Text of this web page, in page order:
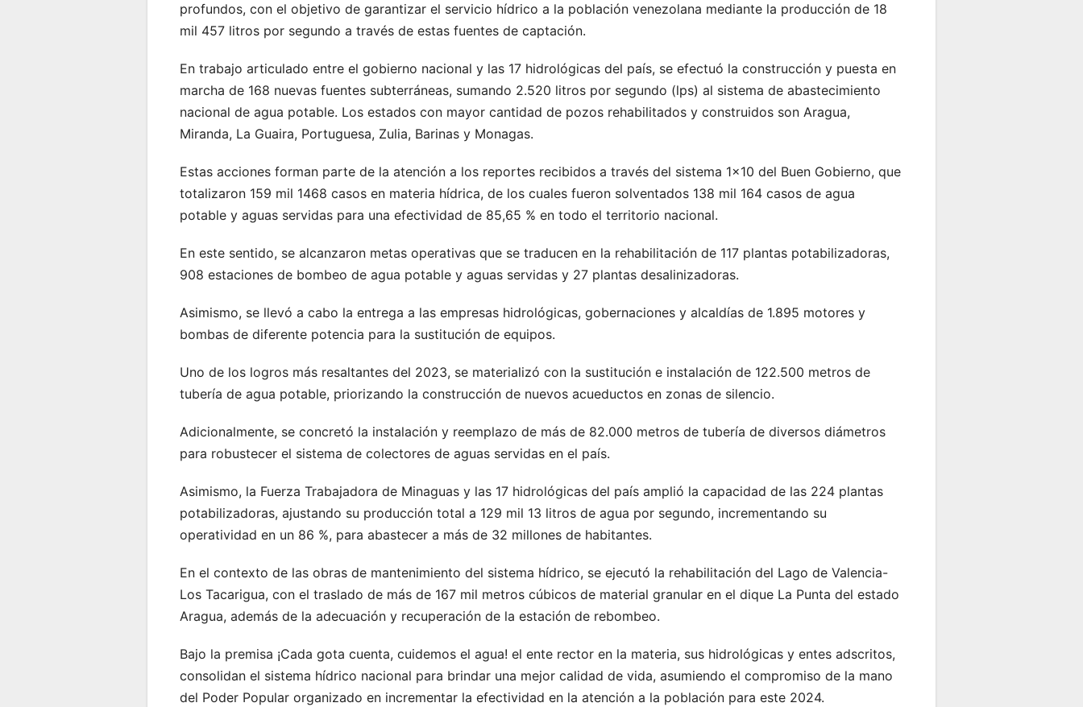
profundos, con el objetivo de garantizar el servicio hídrico a la población venezolana mediante la producción de 18
mil 457 litros por segundo a través de estas fuentes de captación.
En trabajo articulado entre el gobierno nacional y las 17 hidrológicas del país, se efectuó la construcción y puesta en
marcha de 168 nuevas fuentes subterráneas, sumando 2.520 litros por segundo (lps) al sistema de abastecimiento
nacional de agua potable. Los estados con mayor cantidad de pozos rehabilitados y construidos son Aragua,
Miranda, La Guaira, Portuguesa, Zulia, Barinas y Monagas.
Estas acciones forman parte de la atención a los reportes recibidos a través del sistema 1×10 del Buen Gobierno, que
totalizaron 159 mil 1468 casos en materia hídrica, de los cuales fueron solventados 138 mil 164 casos de agua
potable y aguas servidas para una efectividad de 85,65 % en todo el territorio nacional.
En este sentido, se alcanzaron metas operativas que se traducen en la rehabilitación de 117 plantas potabilizadoras,
908 estaciones de bombeo de agua potable y aguas servidas y 27 plantas desalinizadoras.
Asimismo, se llevó a cabo la entrega a las empresas hidrológicas, gobernaciones y alcaldías de 1.895 motores y
bombas de diferente potencia para la sustitución de equipos.
Uno de los logros más resaltantes del 2023, se materializó con la sustitución e instalación de 122.500 metros de
tubería de agua potable, priorizando la construcción de nuevos acueductos en zonas de silencio.
Adicionalmente, se concretó la instalación y reemplazo de más de 82.000 metros de tubería de diversos diámetros
para robustecer el sistema de colectores de aguas servidas en el país.
Asimismo, la Fuerza Trabajadora de Minaguas y las 17 hidrológicas del país amplió la capacidad de las 224 plantas
potabilizadoras, ajustando su producción total a 129 mil 13 litros de agua por segundo, incrementando su
operatividad en un 86 %, para abastecer a más de 32 millones de habitantes.
En el contexto de las obras de mantenimiento del sistema hídrico, se ejecutó la rehabilitación del Lago de Valencia-
Los Tacarigua, con el traslado de más de 167 mil metros cúbicos de material granular en el dique La Punta del estado
Aragua, además de la adecuación y recuperación de la estación de rebombeo.
Bajo la premisa ¡Cada gota cuenta, cuidemos el agua! el ente rector en la materia, sus hidrológicas y entes adscritos,
consolidan el sistema hídrico nacional para brindar una mejor calidad de vida, asumiendo el compromiso de la mano
del Poder Popular organizado en incrementar la efectividad en la atención a la población para este 2024.